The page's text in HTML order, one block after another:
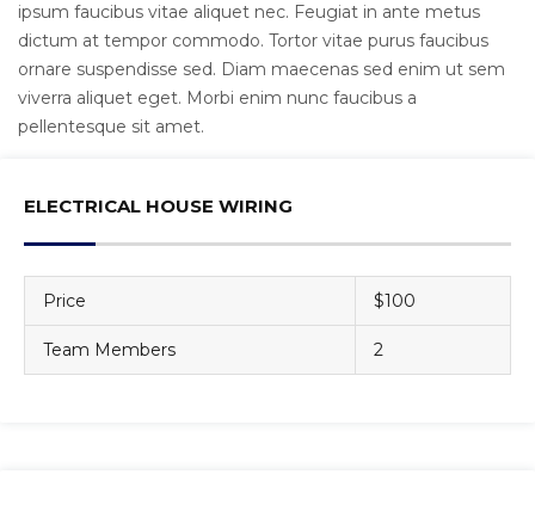
ipsum faucibus vitae aliquet nec. Feugiat in ante metus
dictum at tempor commodo. Tortor vitae purus faucibus
ornare suspendisse sed. Diam maecenas sed enim ut sem
viverra aliquet eget. Morbi enim nunc faucibus a
pellentesque sit amet.
ELECTRICAL HOUSE WIRING
Price $100
Team Members 2